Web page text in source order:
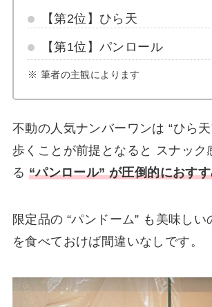
【第2位】ひら天
【第1位】パンロール
※ 筆者の主観によります
不動の人気ナンバーワンは “ひら
歩くことが前提となると スナック
る “パンロール” が圧倒的におす
限定品の “パンドーム” も美味し
を食べておけば間違いなしです。